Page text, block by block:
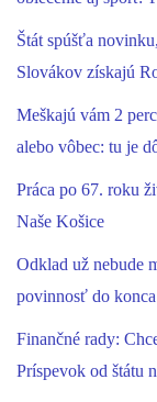
Štát spúšťa
Slovákov získajú
Meškajú vám 2
alebo vôbec: tu je
Práca po 67. roku
Naše Košice
Odklad už nebude
povinnosť do
Finančné rady:
Príspevok od štátu